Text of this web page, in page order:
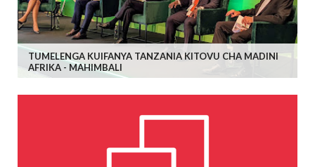
TUMELENGA KUIFANYA TANZANIA KITOVU CHA MADINI
AFRIKA - MAHIMBALI